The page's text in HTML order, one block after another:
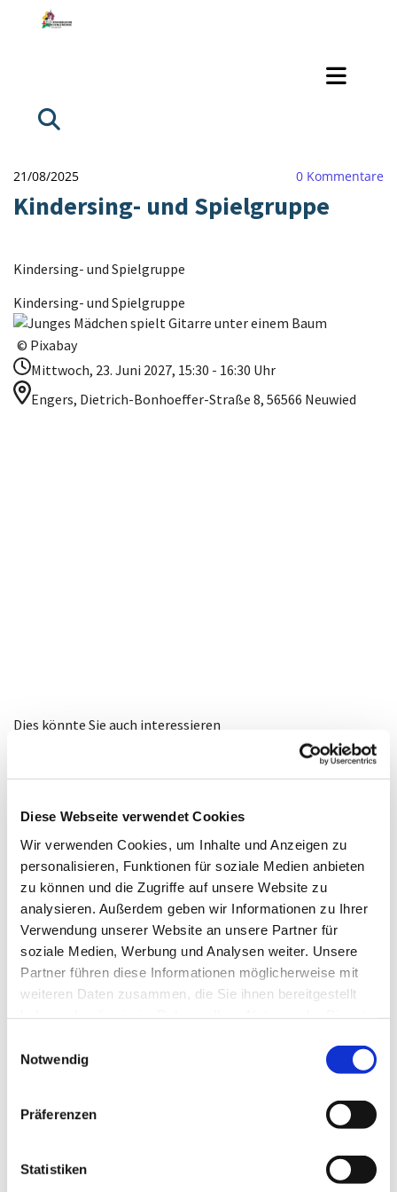
Diese Webseite verwendet Cookies
Wir verwenden Cookies, um Inhalte und Anzeigen zu
personalisieren, Funktionen für soziale Medien anbieten
zu können und die Zugriffe auf unsere Website zu
analysieren. Außerdem geben wir Informationen zu Ihrer
Verwendung unserer Website an unsere Partner für
soziale Medien, Werbung und Analysen weiter. Unsere
Partner führen diese Informationen möglicherweise mit
weiteren Daten zusammen, die Sie ihnen bereitgestellt
Notwendig
Präferenzen
Statistiken
21/08/2025 0 Kommentare
Kindersing- und Spielgruppe
Kindersing- und Spielgruppe
Kindersing- und Spielgruppe
© Pixabay
Mittwoch, 23. Juni 2027, 15:30 - 16:30 Uhr
Engers, Dietrich-Bonhoeffer-Straße 8, 56566 Neuwied
Dies könnte Sie auch interessieren
0